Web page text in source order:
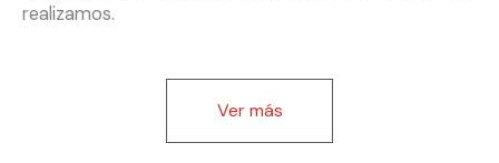
realizamos.
Ver más